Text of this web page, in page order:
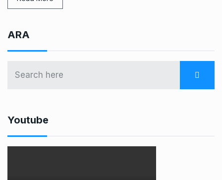
ARA
Youtube